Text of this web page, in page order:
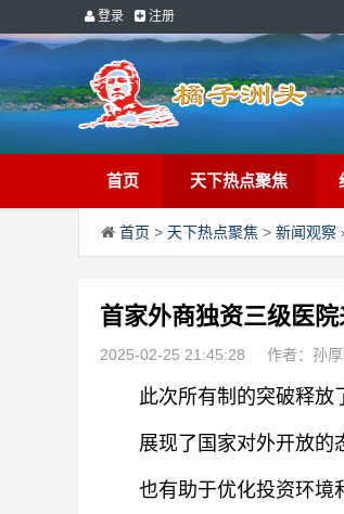
登录 注册
首页 天下热点聚焦
首页 > 天下热点聚焦 > 新闻观察
首家外商独资三级医院
2025-02-25 21:45:28 作者：孙
此次所有制的突破释放
展现了国家对外开放的
也有助于优化投资环境